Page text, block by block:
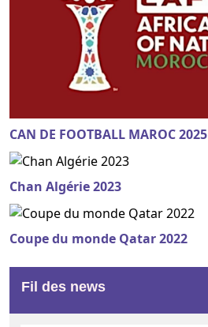
CAN DE FOOTBALL MAROC 2025
Chan Algérie 2023
Coupe du monde Qatar 2022
Fil des news